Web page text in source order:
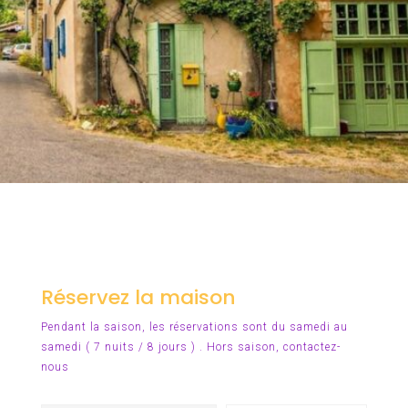
Réservez la maison
Pendant la saison, les réservations sont du samedi au
samedi ( 7 nuits / 8 jours ) . Hors saison, contactez-
nous